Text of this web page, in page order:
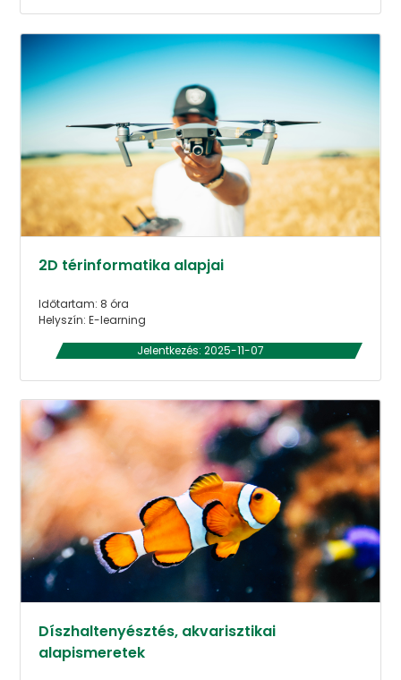
2D térinformatika alapjai
Időtartam: 8 óra
Helyszín: E-learning
Jelentkezés: 2025-11-07
Díszhaltenyésztés, akvarisztikai
alapismeretek